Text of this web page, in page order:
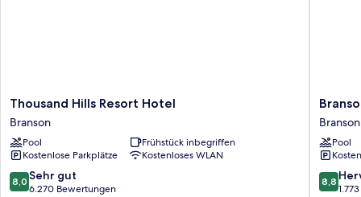
Thousand
Hills
Resort
Hotel
Branson
Thousand Hills Resort Hotel
Branson
Pool
Frühstück inbegriffen
Kostenlose Parkplätze
Kostenloses WLAN
8.0
von
8,0 Sehr gut
6.270 Bewertungen
Branson
Towers
Hotel
Branson
Pool
8.8
von
8,8